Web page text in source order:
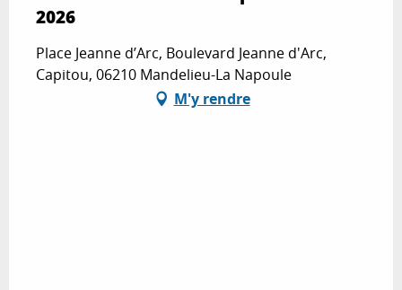
2026
Place Jeanne d’Arc, Boulevard Jeanne d'Arc,
Capitou, 06210 Mandelieu-La Napoule
M'y rendre